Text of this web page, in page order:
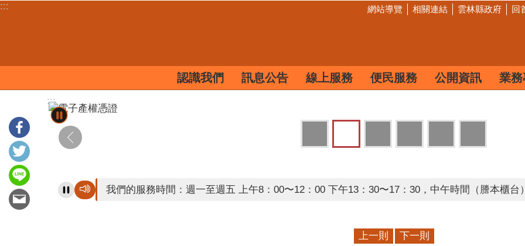
跳到主要內容區塊
::: 網站導覽 相關連結 雲林縣政府 回
認識我們 訊息公告 線上服務 便民服務 公開資訊 業
:::
我們的服務時間：週一至週五 上午8：00〜12：00 下午13：30〜17：30，中午時間（謄本櫃台
上一則 下一則